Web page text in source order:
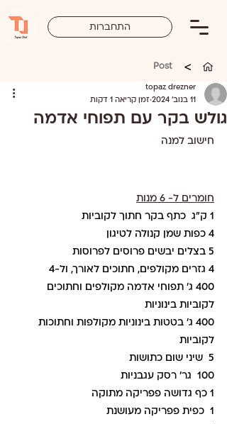
התחברות
>
Post
גולש בקר עם תפוחי אדמה
topaz drezner
11 בנוב׳ 2024
זמן קריאה 1 דקות
חישוב למנה
חומרים ל- 6 מנות
1 ק"ג  כתף בקר חתוך לקוביות
4 כפות שמן קנולה לטיגון
5 בצלים יבשים פרוסים לפרוסות
4 גזרים מקולפים, חתוכים לאורך, ול-4
400 ג' תפוחי אדמה מקולפים וחתוכים
לקוביות בינוניות
400 ג' בטטות בינוניות מקולפות וחתוכות
לקוביות
5  שיני שום כתושות
100  גר' רסק עגבניות
1 כף גדושה פפריקה מתוקה
1  כפית פפריקה מעושנת